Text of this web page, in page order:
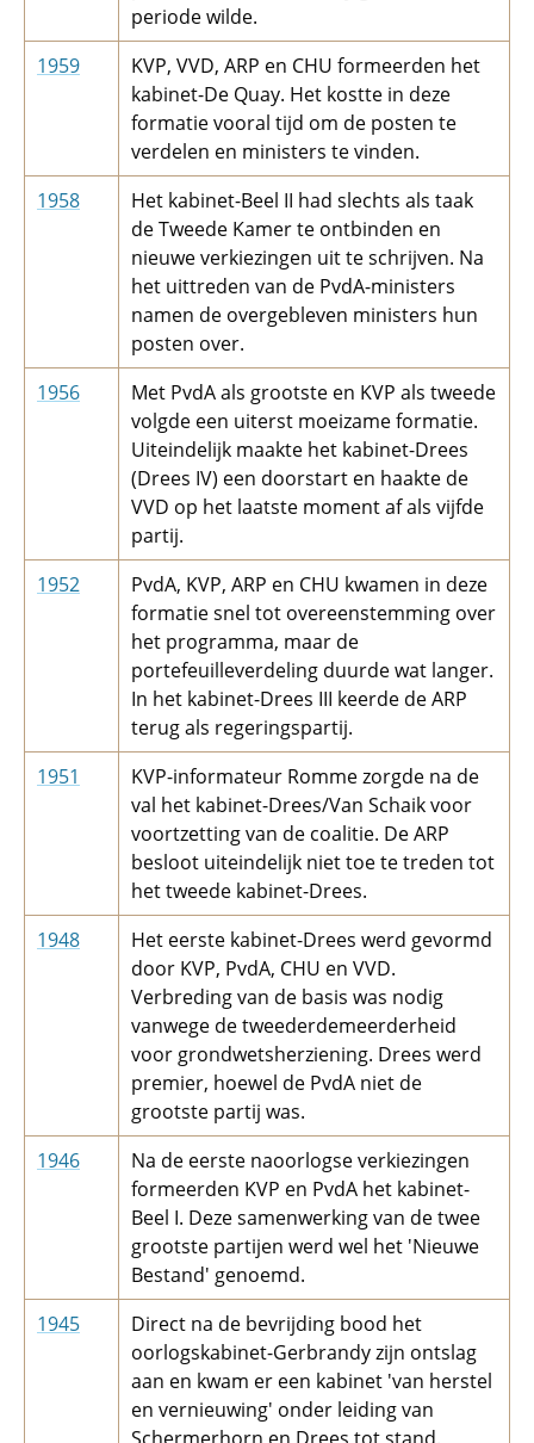
periode wilde.
1959
KVP, VVD, ARP en CHU formeerden het
kabinet-De Quay. Het kostte in deze
formatie vooral tijd om de posten te
verdelen en ministers te vinden.
1958
Het kabinet-Beel II had slechts als taak
de Tweede Kamer te ontbinden en
nieuwe verkiezingen uit te schrijven. Na
het uittreden van de PvdA-ministers
namen de overgebleven ministers hun
posten over.
1956
Met PvdA als grootste en KVP als tweede
volgde een uiterst moeizame formatie.
Uiteindelijk maakte het kabinet-Drees
(Drees IV) een doorstart en haakte de
VVD op het laatste moment af als vijfde
partij.
1952
PvdA, KVP, ARP en CHU kwamen in deze
formatie snel tot overeenstemming over
het programma, maar de
portefeuilleverdeling duurde wat langer.
In het kabinet-Drees III keerde de ARP
terug als regeringspartij.
1951
KVP-informateur Romme zorgde na de
val het kabinet-Drees/Van Schaik voor
voortzetting van de coalitie. De ARP
besloot uiteindelijk niet toe te treden tot
het tweede kabinet-Drees.
1948
Het eerste kabinet-Drees werd gevormd
door KVP, PvdA, CHU en VVD.
Verbreding van de basis was nodig
vanwege de tweederdemeerderheid
voor grondwetsherziening. Drees werd
premier, hoewel de PvdA niet de
grootste partij was.
1946
Na de eerste naoorlogse verkiezingen
formeerden KVP en PvdA het kabinet-
Beel I. Deze samenwerking van de twee
grootste partijen werd wel het 'Nieuwe
Bestand' genoemd.
1945
Direct na de bevrijding bood het
oorlogskabinet-Gerbrandy zijn ontslag
aan en kwam er een kabinet 'van herstel
en vernieuwing' onder leiding van